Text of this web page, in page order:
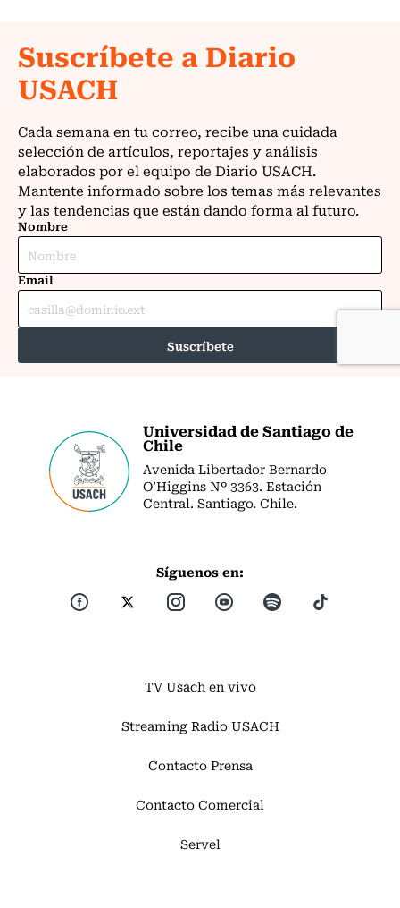
Universidad de Santiago de
Chile
Avenida Libertador Bernardo
O’Higgins Nº 3363. Estación
Central. Santiago. Chile.
Síguenos en:
TV Usach en vivo
Streaming Radio USACH
Contacto Prensa
Contacto Comercial
Servel